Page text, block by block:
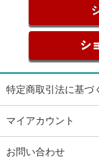
シ
特定商取引法に基づ
マイアカウント
お問い合わせ